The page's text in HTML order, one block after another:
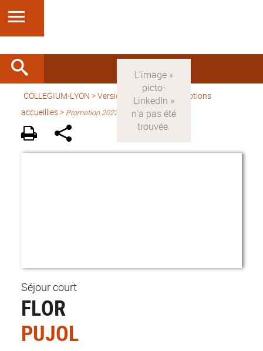
COLLEGIUM-LYON >Version française> Promotions
accueillies > Promotion 2022-2023
Séjour court
FLOR
PUJOL